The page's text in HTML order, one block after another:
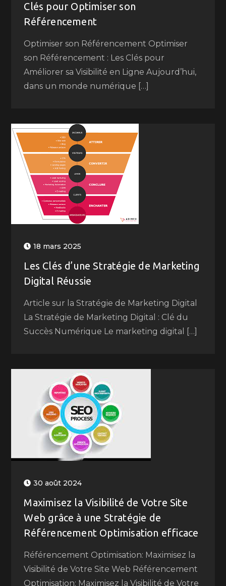
Clés pour Optimiser son
Référencement
Optimiser son Référencement Optimiser
son Référencement : Les Clés pour
Améliorer sa Visibilité en Ligne Aujourd’hui,
dans un monde numérique […]
18 mars 2025
Les Clés d’une Stratégie de Marketing
Digital Réussie
Article sur la Stratégie de Marketing Digital
La Stratégie de Marketing Digital : Clé du
Succès Numérique Le marketing digital […]
30 août 2024
Maximisez la Visibilité de Votre Site
Web grâce à une Stratégie de
Référencement Optimisation efficace
Référencement Optimisation: Maximisez la
Visibilité de Votre Site Web Référencement
Optimisation: Maximisez la Visibilité de Votre